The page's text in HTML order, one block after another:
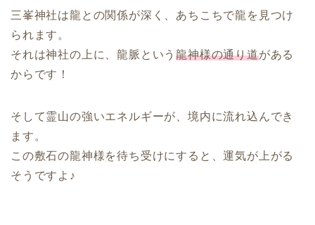
三峯神社は龍との関係が深く、あちこちで龍を見つけ
られます。
それは神社の上に、龍脈という龍神様の通り道がある
からです！
そして霊山の強いエネルギーが、境内に流れ込んでき
ます。
この敷石の龍神様を待ち受けにすると、運気が上がる
そうですよ♪